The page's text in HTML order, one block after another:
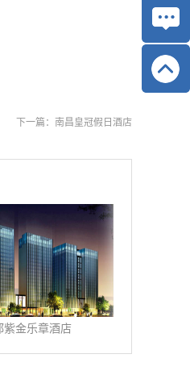
下一篇： 南昌皇冠假日酒店
紫金乐章酒店